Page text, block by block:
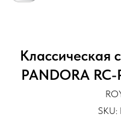
Классическая
PANDORA
SKU: